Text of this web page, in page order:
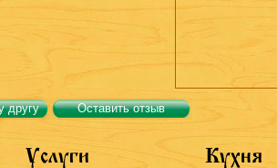
другу Оставить отзыв
Услуги Кухня